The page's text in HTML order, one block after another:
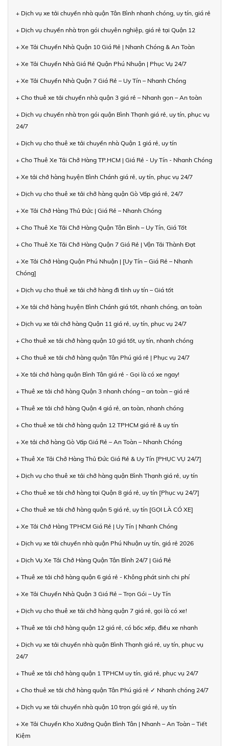
+ Dịch vụ xe tải chuyển nhà quận Tân Bình nhanh chóng, uy tín, giá rẻ
+ Dịch vụ chuyển nhà trọn gói chuyên nghiệp, giá rẻ tại Quận 12
+ Xe Tải Chuyển Nhà Quận 10 Giá Rẻ | Nhanh Chóng & An Toàn
+ Xe Tải Chuyển Nhà Giá Rẻ Quận Phú Nhuận | Phục Vụ 24/7
+ Xe Tải Chuyển Nhà Quận 7 Giá Rẻ – Uy Tín – Nhanh Chóng
+ Cho thuê xe tải chuyển nhà quận 3 giá rẻ – Nhanh gọn – An toàn
+ Dịch vụ chuyển nhà trọn gói quận Bình Thạnh giá rẻ, uy tín, phục vụ
24/7
+ Dịch vụ cho thuê xe tải chuyển nhà Quận 1 giá rẻ, uy tín
+ Cho Thuê Xe Tải Chở Hàng TP.HCM | Giá Rẻ - Uy Tín - Nhanh Chóng
+ Xe tải chở hàng huyện Bình Chánh giá rẻ, uy tín, phục vụ 24/7
+ Dịch vụ cho thuê xe tải chở hàng quận Gò Vấp giá rẻ, 24/7
+ Xe Tải Chở Hàng Thủ Đức | Giá Rẻ – Nhanh Chóng
+ Cho Thuê Xe Tải Chở Hàng Quận Tân Bình – Uy Tín, Giá Tốt
+ Cho Thuê Xe Tải Chở Hàng Quận 7 Giá Rẻ | Vận Tải Thành Đạt
+ Xe Tải Chở Hàng Quận Phú Nhuận | [Uy Tín – Giá Rẻ – Nhanh
Chóng]
+ Dịch vụ cho thuê xe tải chở hàng đi tỉnh uy tín – Giá tốt
+ Xe tải chở hàng huyện Bình Chánh giá tốt, nhanh chóng, an toàn
+ Dịch vụ xe tải chở hàng Quận 11 giá rẻ, uy tín, phục vụ 24/7
+ Cho thuê xe tải chở hàng quận 10 giá tốt, uy tín, nhanh chóng
+ Cho thuê xe tải chở hàng quận Tân Phú giá rẻ | Phục vụ 24/7
+ Xe tải chở hàng quận Bình Tân giá rẻ - Gọi là có xe ngay!
+ Thuê xe tải chở hàng Quận 3 nhanh chóng – an toàn – giá rẻ
+ Thuê xe tải chở hàng Quận 4 giá rẻ, an toàn, nhanh chóng
+ Cho thuê xe tải chở hàng quận 12 TPHCM giá rẻ & uy tín
+ Xe tải chở hàng Gò Vấp Giá Rẻ – An Toàn – Nhanh Chóng
+ Thuê Xe Tải Chở Hàng Thủ Đức Giá Rẻ & Uy Tín [PHỤC VỤ 24/7]
+ Dịch vụ cho thuê xe tải chở hàng quận Bình Thạnh giá rẻ, uy tín
+ Cho thuê xe tải chở hàng tại Quận 8 giá rẻ, uy tín [Phục vụ 24/7]
+ Cho thuê xe tải chở hàng quận 5 giá rẻ, uy tín [GỌI LÀ CÓ XE]
+ Xe Tải Chở Hàng TPHCM Giá Rẻ | Uy Tín | Nhanh Chóng
+ Dịch vụ xe tải chuyển nhà quận Phú Nhuận uy tín, giá rẻ 2026
+ Dịch Vụ Xe Tải Chở Hàng Quận Tân Bình 24/7 | Giá Rẻ
+ Thuê xe tải chở hàng quận 6 giá rẻ - Không phát sinh chi phí
+ Xe Tải Chuyển Nhà Quận 3 Giá Rẻ – Trọn Gói – Uy Tín
+ Dịch vụ cho thuê xe tải chở hàng quận 7 giá rẻ, gọi là có xe!
+ Thuê xe tải chở hàng quận 12 giá rẻ, có bốc xếp, điều xe nhanh
+ Dịch vụ xe tải chuyển nhà quận Bình Thạnh giá rẻ, uy tín, phục vụ
24/7
+ Thuê xe tải chở hàng quận 1 TPHCM uy tín, giá rẻ, phục vụ 24/7
+ Cho thuê xe tải chở hàng quận Tân Phú giá rẻ ✓ Nhanh chóng 24/7
+ Dịch vụ xe tải chuyển nhà quận 10 trọn gói giá rẻ, uy tín
+ Xe Tải Chuyển Kho Xưởng Quận Bình Tân | Nhanh – An Toàn – Tiết
Kiệm